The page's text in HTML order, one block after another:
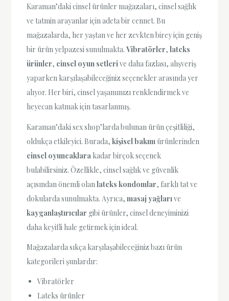
Karaman’daki cinsel ürünler mağazaları, cinsel sağlık
ve tatmin arayanlar için adeta bir cennet. Bu
mağazalarda, her yaştan ve her zevkten birey için geniş
bir ürün yelpazesi sunulmakta.Vibratörler,lateks
ürünler, cinsel oyun setlerive daha fazlası, alışveriş
yaparken karşılaşabileceğiniz seçenekler arasında yer
alıyor. Her biri, cinsel yaşamınızı renklendirmek ve
heyecan katmak için tasarlanmış.
Karaman’daki sex shop’larda bulunan ürün çeşitliliği,
oldukça etkileyici. Burada,kişisel bakım ürünlerinden
cinsel oyuncaklara kadar birçok seçenek
bulabilirsiniz. Özellikle, cinsel sağlık ve güvenlik
açısından önemli olanlateks kondomlar, farklı tat ve
dokularda sunulmakta. Ayrıca,masaj yağları ve
kayganlaştırıcılar gibi ürünler, cinsel deneyiminizi
daha keyifli hale getirmek için ideal.
Mağazalarda sıkça karşılaşabileceğiniz bazı ürün
kategorileri şunlardır:
Vibratörler
Lateks ürünler